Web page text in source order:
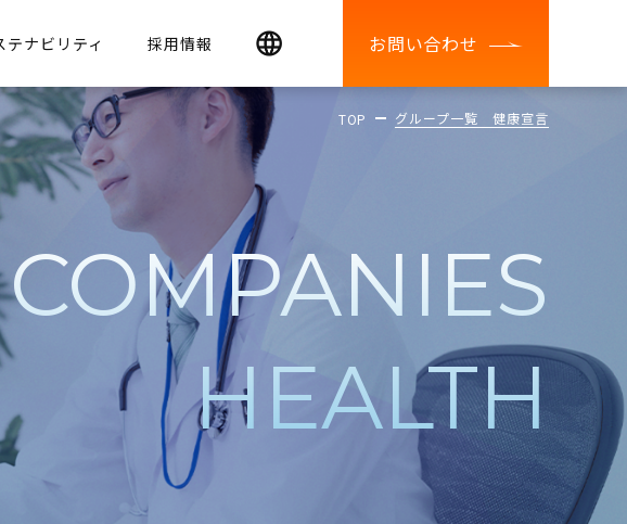
テナビリティ 採用情報 お問い合わせ
TOP グループ一覧 健康宣言
HEALTH